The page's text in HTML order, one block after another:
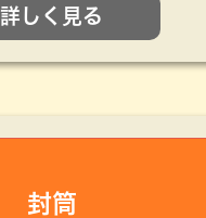
詳しく見る
封筒